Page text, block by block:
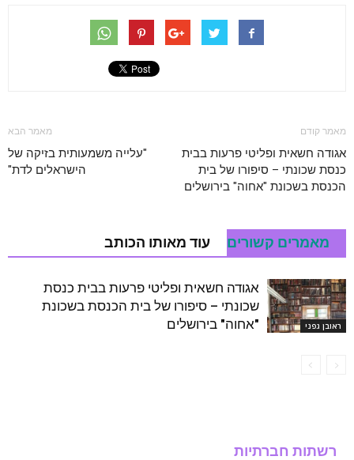
מאמר קודם
אגודה חשאית ופליטי פרעות בבית
כנסת שכונתי – סיפורו של בית
הכנסת בשכונת "אחוה" בירושלים
מאמר הבא
"עלייה משמעותית בזיקה של
הישראלים לדת"
מאמרים קשורים עוד מאותו הכותב
ראובן גפני
אגודה חשאית ופליטי פרעות בבית כנסת
שכונתי – סיפורו של בית הכנסת בשכונת
"אחוה" בירושלים
רשתות חברתיות